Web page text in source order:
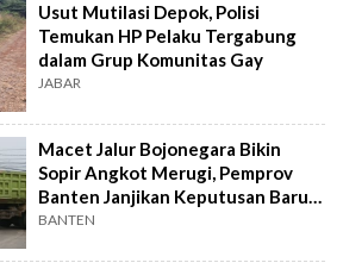
Usut Mutilasi Depok, Polisi
Temukan HP Pelaku Tergabung
dalam Grup Komunitas Gay
JABAR
Macet Jalur Bojonegara Bikin
Sopir Angkot Merugi, Pemprov
Banten Janjikan Keputusan Baru 4
Hari Lagi
BANTEN